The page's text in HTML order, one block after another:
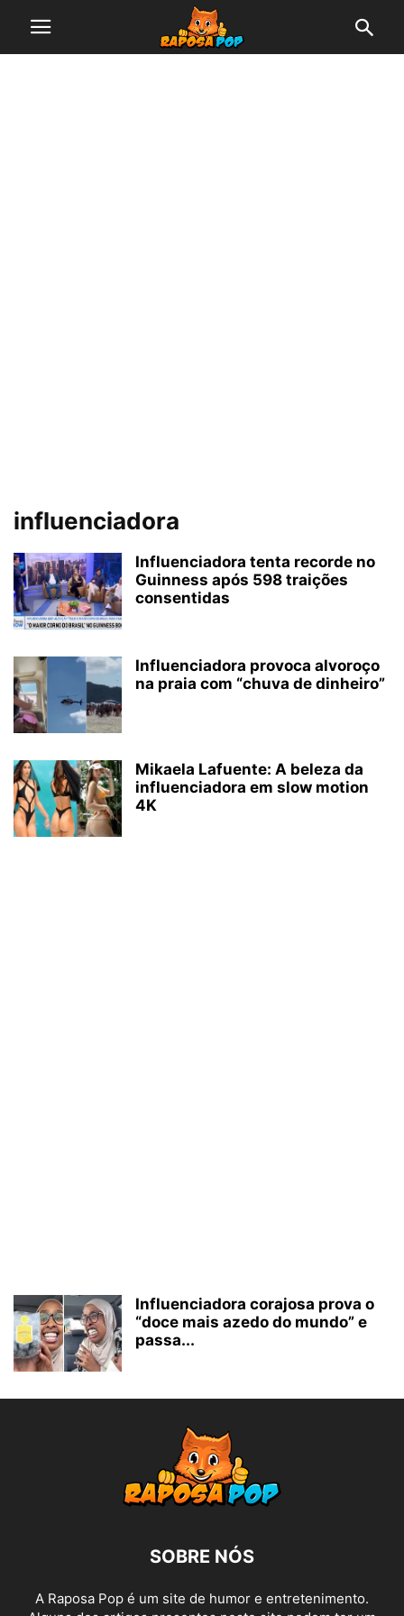
influenciadora
Influenciadora tenta recorde no
Guinness após 598 traições
consentidas
Influenciadora provoca alvoroço
na praia com “chuva de dinheiro”
Mikaela Lafuente: A beleza da
influenciadora em slow motion
4K
Influenciadora corajosa prova o
“doce mais azedo do mundo” e
passa...
SOBRE NÓS
A Raposa Pop é um site de humor e entretenimento.